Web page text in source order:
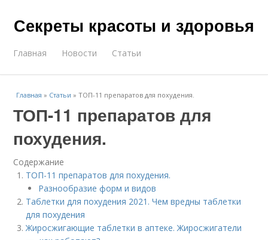
Секреты красоты и здоровья
Главная Новости Статьи
Главная » Статьи »ТОП-11 препаратов для похудения.
ТОП-11 препаратов для
похудения.
Содержание
ТОП-11 препаратов для похудения.
Разнообразие форм и видов
Таблетки для похудения 2021. Чем вредны таблетки
для похудения
Жиросжигающие таблетки в аптеке. Жиросжигатели